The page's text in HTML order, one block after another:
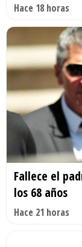
Hace 18 horas
Fallece el
los 68 años
Hace 21 horas